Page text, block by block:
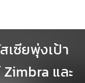
เซียพุ่งเป้า
และ